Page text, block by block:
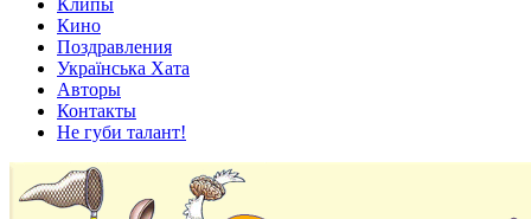
Клипы
Кино
Поздравления
Українська Хата
Авторы
Контакты
Не губи талант!